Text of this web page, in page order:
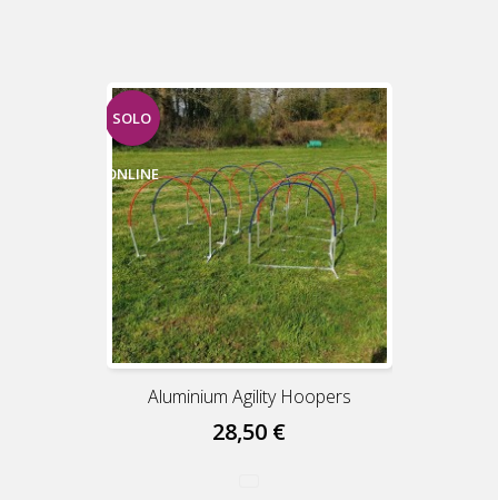
SOLO
ONLINE
Aluminium Agility Hoopers
28,50 €